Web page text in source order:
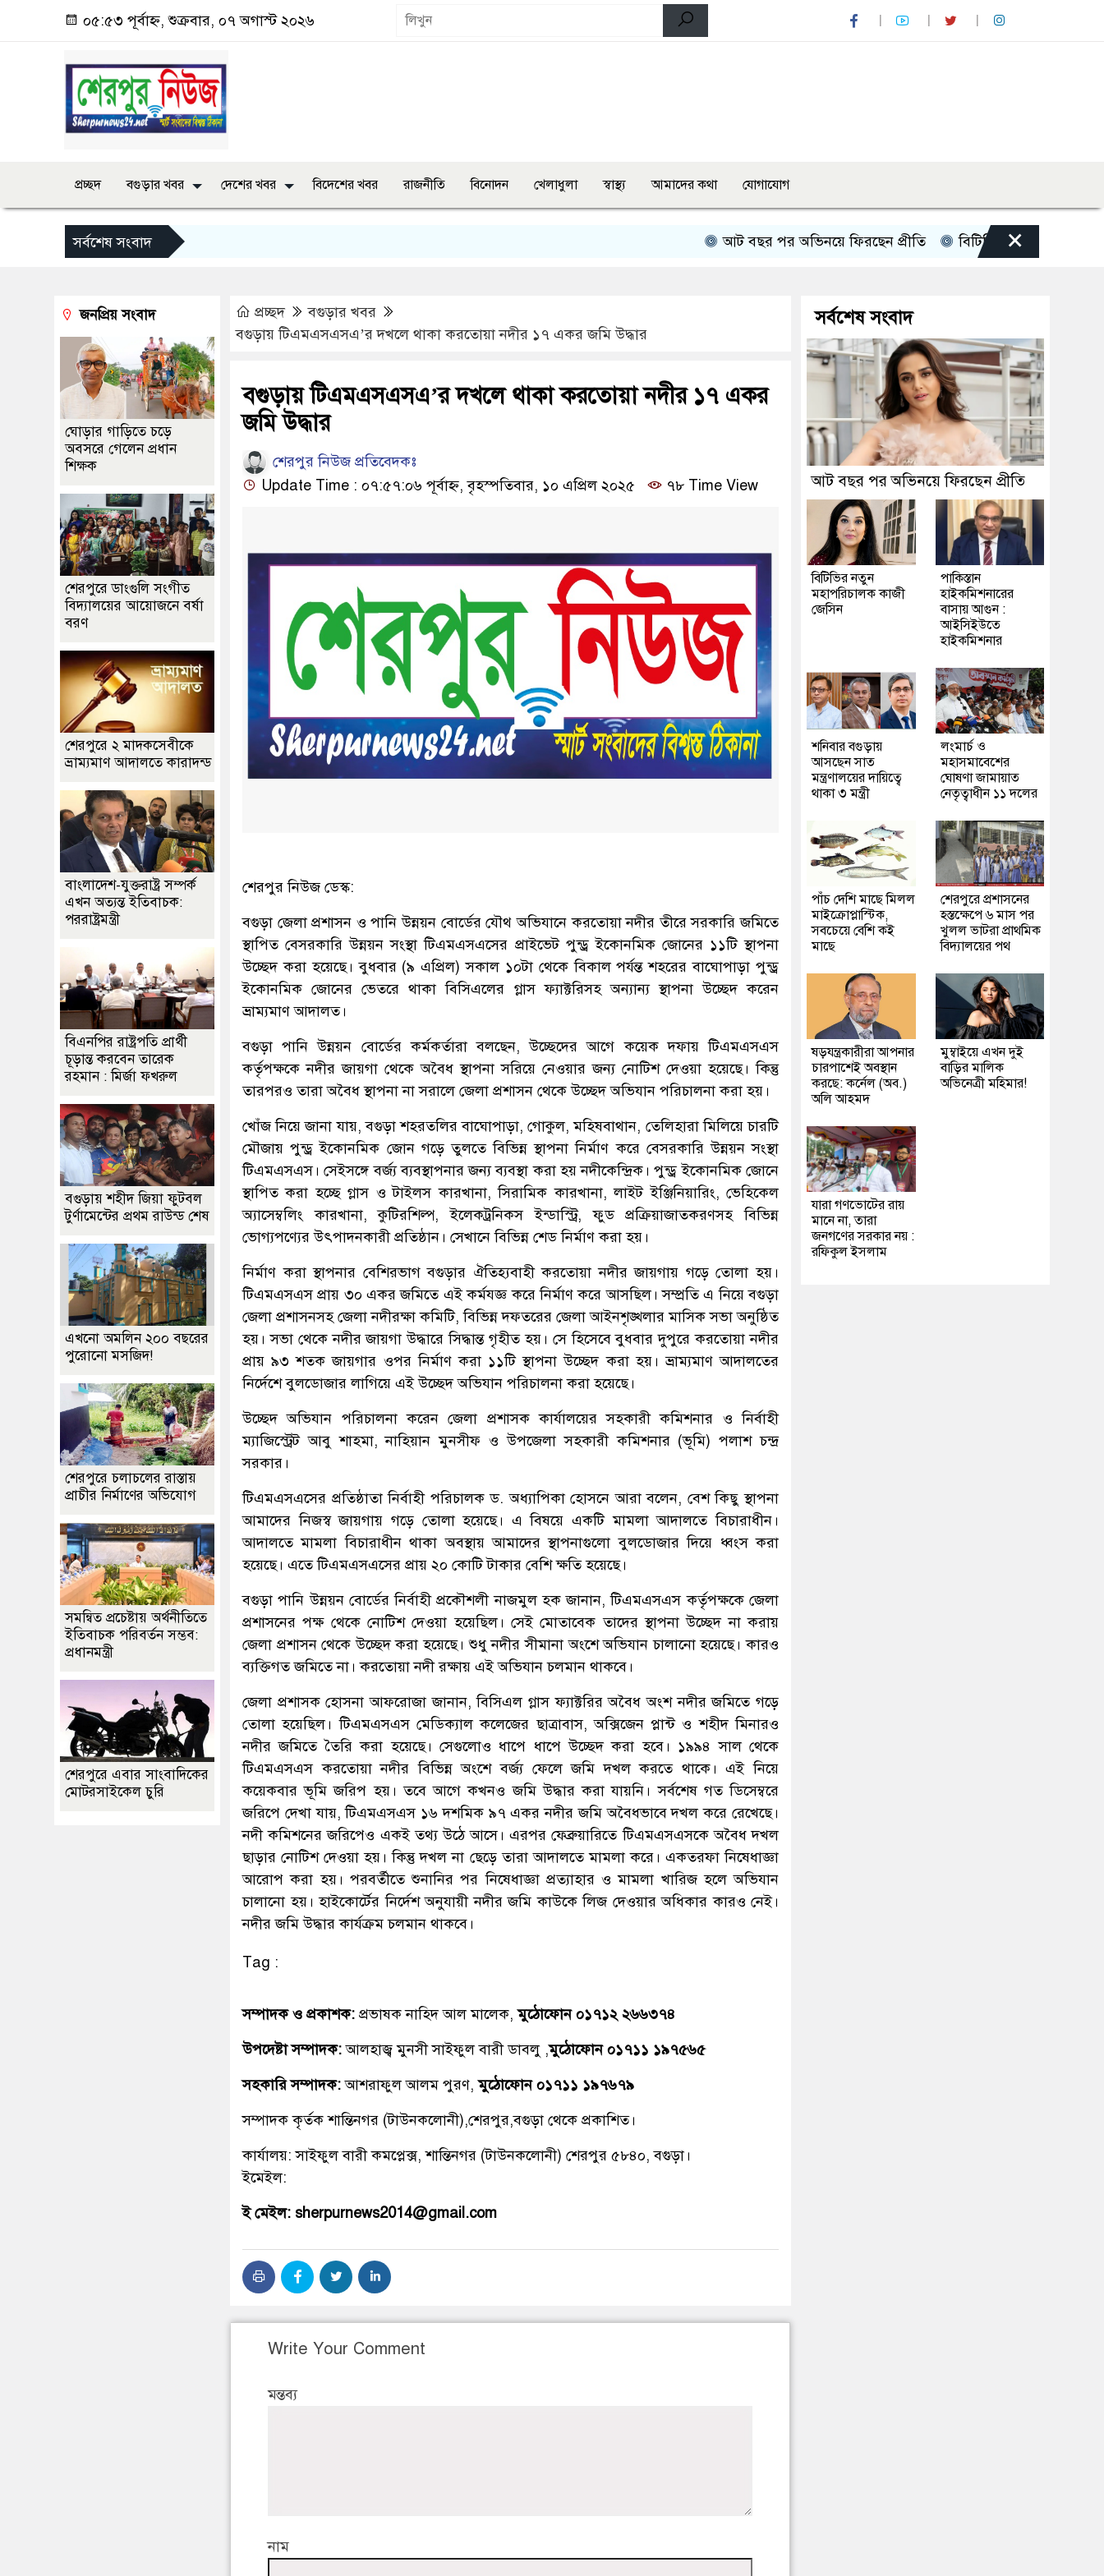
০৫:৫৩ পূর্বাহ্ন, শুক্রবার, ০৭ অগাস্ট ২০২৬
প্রচ্ছদ বগুড়ার খবর দেশের খবর বিদেশের খবর রাজনীতি বিনোদন খেলাধুলা স্বাস্থ্য আমাদের কথা যোগাযোগ
সর্বশেষ সংবাদ আট বছর পর অভিনয়ে ফিরছেন প্রীতি বিটিভির নতুন মহাপরিচালক কাজী
×
প্রচ্ছদ
বগুড়ার খবর
বগুড়ায় টিএমএসএসএ’র দখলে থাকা করতোয়া নদীর ১৭ একর জমি উদ্ধার
বগুড়ায় টিএমএসএসএ’র দখলে থাকা করতোয়া নদীর ১৭ একর
জমি উদ্ধার
শেরপুর নিউজ প্রতিবেদকঃ
Update Time : ০৭:৫৭:০৬ পূর্বাহ্ন, বৃহস্পতিবার, ১০ এপ্রিল ২০২৫
৭৮ Time View
শেরপুর নিউজ ডেস্ক:
বগুড়া জেলা প্রশাসন ও পানি উন্নয়ন বোর্ডের যৌথ অভিযানে করতোয়া নদীর তীরে সরকারি জমিতে
স্থাপিত বেসরকারি উন্নয়ন সংস্থা টিএমএসএসের প্রাইভেট পুন্ড্র ইকোনমিক জোনের ১১টি স্থাপনা
উচ্ছেদ করা হয়েছে। বুধবার (৯ এপ্রিল) সকাল ১০টা থেকে বিকাল পর্যন্ত শহরের বাঘোপাড়া পুন্ড্র
ইকোনমিক জোনের ভেতরে থাকা বিসিএলের গ্লাস ফ্যাক্টরিসহ অন্যান্য স্থাপনা উচ্ছেদ করেন
ভ্রাম্যমাণ আদালত।
বগুড়া পানি উন্নয়ন বোর্ডের কর্মকর্তারা বলছেন, উচ্ছেদের আগে কয়েক দফায় টিএমএসএস
কর্তৃপক্ষকে নদীর জায়গা থেকে অবৈধ স্থাপনা সরিয়ে নেওয়ার জন্য নোটিশ দেওয়া হয়েছে। কিন্তু
তারপরও তারা অবৈধ স্থাপনা না সরালে জেলা প্রশাসন থেকে উচ্ছেদ অভিযান পরিচালনা করা হয়।
খোঁজ নিয়ে জানা যায়, বগুড়া শহরতলির বাঘোপাড়া, গোকুল, মহিষবাথান, তেলিহারা মিলিয়ে চারটি
মৌজায় পুন্ড্র ইকোনমিক জোন গড়ে তুলতে বিভিন্ন স্থাপনা নির্মাণ করে বেসরকারি উন্নয়ন সংস্থা
টিএমএসএস। সেইসঙ্গে বর্জ্য ব্যবস্থাপনার জন্য ব্যবস্থা করা হয় নদীকেন্দ্রিক। পুন্ড্র ইকোনমিক জোনে
স্থাপিত করা হচ্ছে গ্লাস ও টাইলস কারখানা, সিরামিক কারখানা, লাইট ইঞ্জিনিয়ারিং, ভেহিকেল
অ্যাসেম্বলিং কারখানা, কুটিরশিল্প, ইলেকট্রনিকস ইন্ডাস্ট্রি, ফুড প্রক্রিয়াজাতকরণসহ বিভিন্ন
ভোগ্যপণ্যের উৎপাদনকারী প্রতিষ্ঠান। সেখানে বিভিন্ন শেড নির্মাণ করা হয়।
নির্মাণ করা স্থাপনার বেশিরভাগ বগুড়ার ঐতিহ্যবাহী করতোয়া নদীর জায়গায় গড়ে তোলা হয়।
টিএমএসএস প্রায় ৩০ একর জমিতে এই কর্মযজ্ঞ করে নির্মাণ করে আসছিল। সম্প্রতি এ নিয়ে বগুড়া
জেলা প্রশাসনসহ জেলা নদীরক্ষা কমিটি, বিভিন্ন দফতরের জেলা আইনশৃঙ্খলার মাসিক সভা অনুষ্ঠিত
হয়। সভা থেকে নদীর জায়গা উদ্ধারে সিদ্ধান্ত গৃহীত হয়। সে হিসেবে বুধবার দুপুরে করতোয়া নদীর
প্রায় ৯৩ শতক জায়গার ওপর নির্মাণ করা ১১টি স্থাপনা উচ্ছেদ করা হয়। ভ্রাম্যমাণ আদালতের
নির্দেশে বুলডোজার লাগিয়ে এই উচ্ছেদ অভিযান পরিচালনা করা হয়েছে।
উচ্ছেদ অভিযান পরিচালনা করেন জেলা প্রশাসক কার্যালয়ের সহকারী কমিশনার ও নির্বাহী
ম্যাজিস্ট্রেট আবু শাহমা, নাহিয়ান মুনসীফ ও উপজেলা সহকারী কমিশনার (ভূমি) পলাশ চন্দ্র
সরকার।
টিএমএসএসের প্রতিষ্ঠাতা নির্বাহী পরিচালক ড. অধ্যাপিকা হোসনে আরা বলেন, বেশ কিছু স্থাপনা
আমাদের নিজস্ব জায়গায় গড়ে তোলা হয়েছে। এ বিষয়ে একটি মামলা আদালতে বিচারাধীন।
আদালতে মামলা বিচারাধীন থাকা অবস্থায় আমাদের স্থাপনাগুলো বুলডোজার দিয়ে ধ্বংস করা
হয়েছে। এতে টিএমএসএসের প্রায় ২০ কোটি টাকার বেশি ক্ষতি হয়েছে।
বগুড়া পানি উন্নয়ন বোর্ডের নির্বাহী প্রকৌশলী নাজমুল হক জানান, টিএমএসএস কর্তৃপক্ষকে জেলা
প্রশাসনের পক্ষ থেকে নোটিশ দেওয়া হয়েছিল। সেই মোতাবেক তাদের স্থাপনা উচ্ছেদ না করায়
জেলা প্রশাসন থেকে উচ্ছেদ করা হয়েছে। শুধু নদীর সীমানা অংশে অভিযান চালানো হয়েছে। কারও
ব্যক্তিগত জমিতে না। করতোয়া নদী রক্ষায় এই অভিযান চলমান থাকবে।
জেলা প্রশাসক হোসনা আফরোজা জানান, বিসিএল গ্লাস ফ্যাক্টরির অবৈধ অংশ নদীর জমিতে গড়ে
তোলা হয়েছিল। টিএমএসএস মেডিক্যাল কলেজের ছাত্রাবাস, অক্সিজেন প্লান্ট ও শহীদ মিনারও
নদীর জমিতে তৈরি করা হয়েছে। সেগুলোও ধাপে ধাপে উচ্ছেদ করা হবে। ১৯৯৪ সাল থেকে
টিএমএসএস করতোয়া নদীর বিভিন্ন অংশে বর্জ্য ফেলে জমি দখল করতে থাকে। এই নিয়ে
কয়েকবার ভূমি জরিপ হয়। তবে আগে কখনও জমি উদ্ধার করা যায়নি। সর্বশেষ গত ডিসেম্বরে
জরিপে দেখা যায়, টিএমএসএস ১৬ দশমিক ৯৭ একর নদীর জমি অবৈধভাবে দখল করে রেখেছে।
নদী কমিশনের জরিপেও একই তথ্য উঠে আসে। এরপর ফেব্রুয়ারিতে টিএমএসএসকে অবৈধ দখল
ছাড়ার নোটিশ দেওয়া হয়। কিন্তু দখল না ছেড়ে তারা আদালতে মামলা করে। একতরফা নিষেধাজ্ঞা
আরোপ করা হয়। পরবর্তীতে শুনানির পর নিষেধাজ্ঞা প্রত্যাহার ও মামলা খারিজ হলে অভিযান
চালানো হয়। হাইকোর্টের নির্দেশ অনুযায়ী নদীর জমি কাউকে লিজ দেওয়ার অধিকার কারও নেই।
নদীর জমি উদ্ধার কার্যক্রম চলমান থাকবে।
Tag :
সম্পাদক ও প্রকাশক: প্রভাষক নাহিদ আল মালেক,মুঠোফোন ০১৭১২ ২৬৬৩৭৪
উপদেষ্টা সম্পাদক:আলহাজ্ব মুনসী সাইফুল বারী ডাবলু ,মুঠোফোন ০১৭১১ ১৯৭৫৬৫
সহকারি সম্পাদক:আশরাফুল আলম পুরণ,মুঠোফোন ০১৭১১ ১৯৭৬৭৯
সম্পাদক কৃর্তক শান্তিনগর (টাউনকলোনী),শেরপুর,বগুড়া থেকে প্রকাশিত।
কার্যালয়: সাইফুল বারী কমপ্লেক্স, শান্তিনগর (টাউনকলোনী) শেরপুর ৫৮৪০, বগুড়া।
ইমেইল:
ই মেইল: sherpurnews2014@gmail.com
Write Your Comment
মন্তব্য
নাম
জনপ্রিয় সংবাদ
ঘোড়ার গাড়িতে চড়ে
অবসরে গেলেন প্রধান
শিক্ষক
শেরপুরে ডাংগুলি সংগীত
বিদ্যালয়ের আয়োজনে বর্ষা
বরণ
শেরপুরে ২ মাদকসেবীকে
ভ্রাম্যমাণ আদালতে কারাদন্ড
বাংলাদেশ-যুক্তরাষ্ট্র সম্পর্ক
এখন অত্যন্ত ইতিবাচক:
পররাষ্ট্রমন্ত্রী
বিএনপির রাষ্ট্রপতি প্রার্থী
চূড়ান্ত করবেন তারেক
রহমান : মির্জা ফখরুল
বগুড়ায় শহীদ জিয়া ফুটবল
টুর্ণামেন্টের প্রথম রাউন্ড শেষ
এখনো অমলিন ২০০ বছরের
পুরোনো মসজিদ!
শেরপুরে চলাচলের রাস্তায়
প্রাচীর নির্মাণের অভিযোগ
সমন্বিত প্রচেষ্টায় অর্থনীতিতে
ইতিবাচক পরিবর্তন সম্ভব:
প্রধানমন্ত্রী
শেরপুরে এবার সাংবাদিকের
মোটরসাইকেল চুরি
সর্বশেষ সংবাদ
আট বছর পর অভিনয়ে ফিরছেন প্রীতি
বিটিভির নতুন
মহাপরিচালক কাজী
জেসিন
পাকিস্তান
হাইকমিশনারের
বাসায় আগুন :
আইসিইউতে
হাইকমিশনার
শনিবার বগুড়ায়
আসছেন সাত
মন্ত্রণালয়ের দায়িত্বে
থাকা ৩ মন্ত্রী
লংমার্চ ও
মহাসমাবেশের
ঘোষণা জামায়াত
নেতৃত্বাধীন ১১ দলের
পাঁচ দেশি মাছে মিলল
মাইক্রোপ্লাস্টিক,
সবচেয়ে বেশি কই
মাছে
শেরপুরে প্রশাসনের
হস্তক্ষেপে ৬ মাস পর
খুলল ভাটরা প্রাথমিক
বিদ্যালয়ের পথ
ষড়যন্ত্রকারীরা আপনার
চারপাশেই অবস্থান
করছে: কর্নেল (অব.)
অলি আহমদ
মুম্বাইয়ে এখন দুই
বাড়ির মালিক
অভিনেত্রী মহিমার!
যারা গণভোটের রায়
মানে না, তারা
জনগণের সরকার নয় :
রফিকুল ইসলাম